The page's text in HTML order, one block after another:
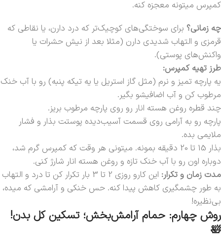
کمپرس میتونه معجزه کنه.
چه زمانی؟ برای سوختگی‌های کوچیک‌تر که درد دارن، یا نقاطی که
قرمزی و التهاب شدیدی دارن (مثلا بعد از نیش حشرات یا
واکنش‌های پوستی).
طرز تهیه کمپرس:
یه پارچه تمیز و نرم (مثل گاز استریل یا یه تیکه پنبه) رو با آب خنک
مرطوب کن و آب اضافیشو بگیر.
چند قطره روغن هسته انار رو روی پارچه مرطوب بریز.
پارچه رو به آرامی روی قسمت آسیب‌دیده پوستت بذار و فشار
ملایمی بده.
بذار 15 تا 20 دقیقه بمونه. میتونی هر وقت که کمپرس گرم شد،
دوباره اون رو با آب خنک تازه و روغن هسته انار شارژ کنی.
مدت زمان و تکرار:
این کارو روزی 2 تا 3 بار تکرار کن تا درد و التهاب
به طور چشمگیری کاهش پیدا کنه. حس خنکی و آرامشی که میده،
بی‌نظیره!
روش چهارم: حمام آرامش‌بخش؛ تسکین کل بدن!
🛀